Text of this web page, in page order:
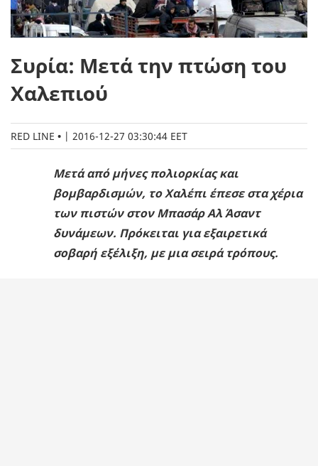
Συρία: Μετά την πτώση του
Χαλεπιού
RED LINE | 2016-12-27 03:30:44 EET
Μετά από μήνες πολιορκίας και
βομβαρδισμών, το Χαλέπι έπεσε στα χέρια
των πιστών στον Μπασάρ Αλ Άσαντ
δυνάμεων. Πρόκειται για εξαιρετικά
σοβαρή εξέλιξη, με μια σειρά τρόπους.